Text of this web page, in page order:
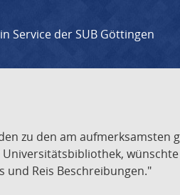
Service der SUB Göttingen
zu den am
Reis Beschreibungen."